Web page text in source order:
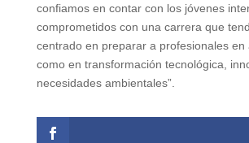
confiamos en contar con los jóvenes
comprometidos con una carrera que
centrado en preparar a profesionales en
como en transformación tecnológica,
necesidades ambientales”.